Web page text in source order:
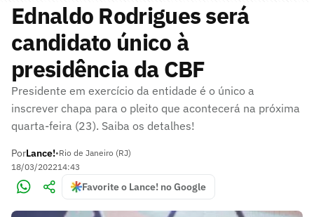
Ednaldo Rodrigues será
candidato único à
presidência da CBF
Presidente em exercício da entidade é o único a
inscrever chapa para o pleito que acontecerá na próxima
quarta-feira (23). Saiba os detalhes!
PorLance!•Rio de Janeiro (RJ)
18/03/202214:43
Favorite o Lance! no Google